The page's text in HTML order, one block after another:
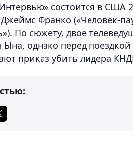
состоится в США
Франко («Человек-
По сюжету, двое
однако перед
приказ убить лидера